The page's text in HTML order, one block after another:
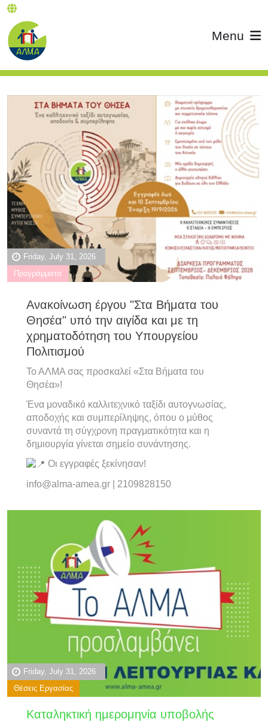
Menu
Friday, July 31, 2026
Προγράμματα
Ανακοίνωση έργου "Στα Βήματα του
Θησέα" υπό την αιγίδα και με τη
χρηματοδότηση του Υπουργείου
Πολιτισμού
Το ΑΛΜΑ σας προσκαλεί «Στα Βήματα του
Θησέα»!
Ένα μοναδικό καλλιτεχνικό ταξίδι αυτογνωσίας,
αποδοχής και συμπερίληψης, όπου ο μύθος
συναντά τη σύγχρονη πραγματικότητα και η
δημιουργία γίνεται σημείο συνάντησης.
Οι εγγραφές ξεκίνησαν!
info@alma-amea.gr | 2109828150
Friday, July 31, 2026
Θέσεις Εργασίας
Καταληκτική ημερομηνία υποβολής